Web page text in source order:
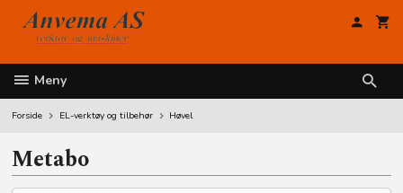
innholdet
Meny
Forside EL-verktøy og tilbehør Høvel
Metabo